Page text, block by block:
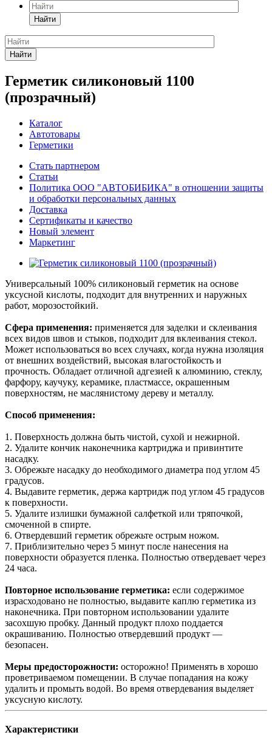
Найти
Найти
Герметик силиконовый 1100
(прозрачный)
Каталог
Автотовары
Герметики
Стать партнером
Статьи
Политика ООО "АВТОБИБИКА" в отношении защиты
и обработки персональных данных
Доставка
Сертификаты и качество
Новый элемент
Маркетинг
Универсальный 100% силиконовый герметик на основе
уксусной кислоты, подходит для внутренних и наружных
работ, морозостойкий.
Сфера применения: применяется для заделки и склеивания
всех видов швов и стыков, подходит для вклеивания стекол.
Может использоваться во всех случаях, когда нужна изоляция
от внешних воздействий, высокая влагостойкость и
прочность. Обладает отличной адгезией к алюминию, стеклу,
фарфору, каучуку, керамике, пластмассе, окрашенным
поверхностям, не маслянистому дереву и металлу.
Способ применения:
1. Поверхность должна быть чистой, сухой и нежирной.
2. Удалите кончик наконечника картриджа и привинтите
насадку.
3. Обрежьте насадку до необходимого диаметра под углом 45
градусов.
4. Выдавите герметик, держа картридж под углом 45 градусов
к поверхности.
5. Удалите излишки бумажной салфеткой или тряпочкой,
смоченной в спирте.
6. Отвердевший герметик обрежьте острым ножом.
7. Приблизительно через 5 минут после нанесения на
поверхности образуется пленка. Полностью отвердевает через
24 часа.
Повторное использование герметика: если содержимое
израсходовано не полностью, выдавите каплю герметика из
наконечника. При повторном использовании удалите
засохшую пробку. Данный продукт плохо поддается
окрашиванию. Полностью отвердевший продукт —
безопасен.
Меры предосторожности: осторожно! Применять в хорошо
проветриваемом помещении. В случае попадания на кожу
удалить и промыть водой. Во время отвердевания выделяет
уксусную кислоту.
Характеристики